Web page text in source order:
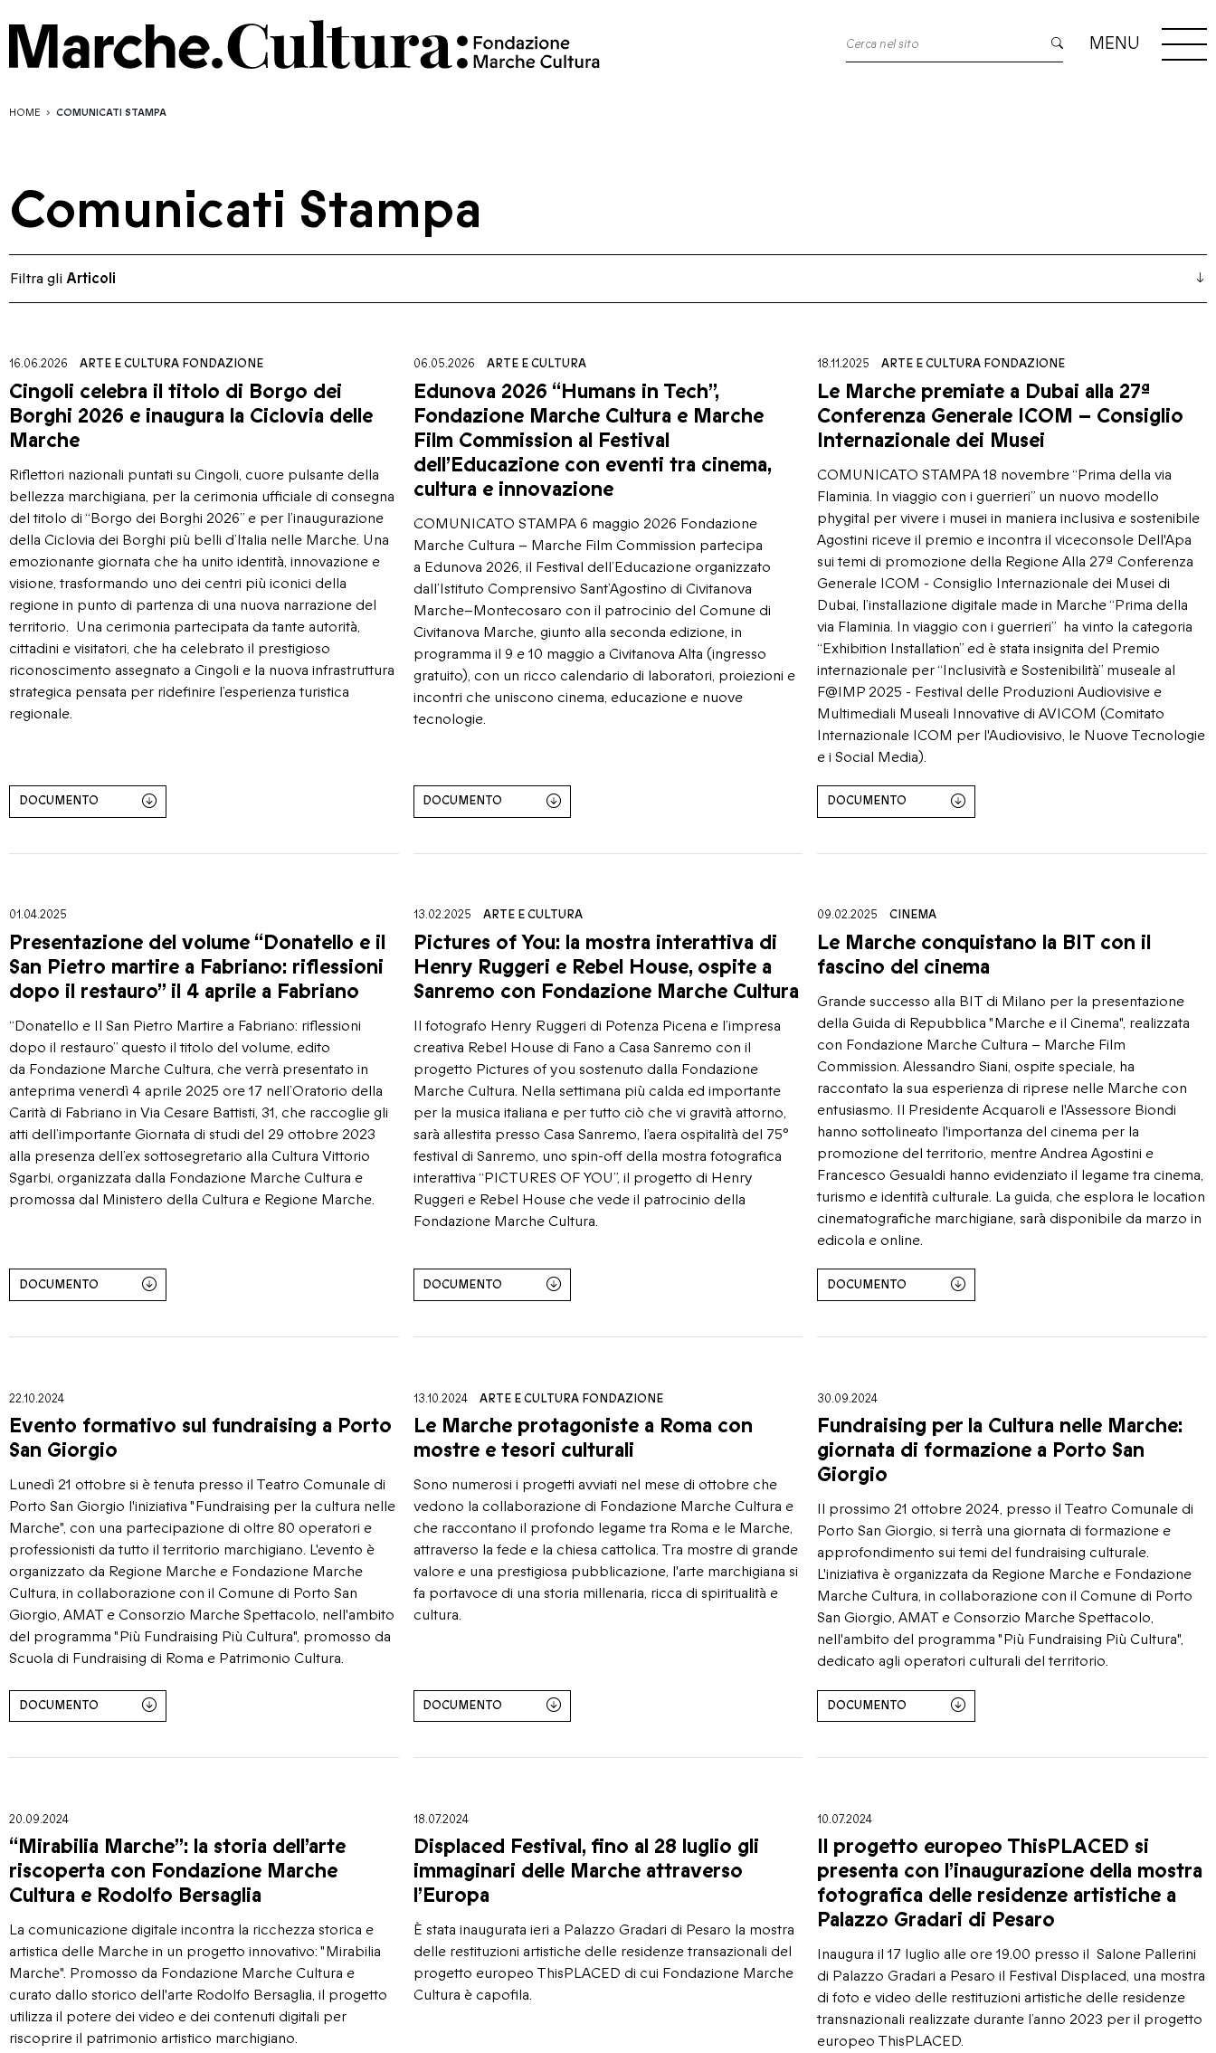
MENU
HOME COMUNICATI STAMPA
Comunicati Stampa
Filtra gliArticoli
16.06.2026 ARTE E CULTURA FONDAZIONE
Cingoli celebra il titolo di Borgo dei
Borghi 2026 e inaugura la Ciclovia delle
Marche
Riflettori nazionali puntati su Cingoli, cuore pulsante della
bellezza marchigiana, per la cerimonia ufficiale di consegna
del titolo di “Borgo dei Borghi 2026” e per l’inaugurazione
della Ciclovia dei Borghi più belli d’Italia nelle Marche. Una
emozionante giornata che ha unito identità, innovazione e
visione, trasformando uno dei centri più iconici della
regione in punto di partenza di una nuova narrazione del
territorio. Una cerimonia partecipata da tante autorità,
cittadini e visitatori, che ha celebrato il prestigioso
riconoscimento assegnato a Cingoli e la nuova infrastruttura
strategica pensata per ridefinire l’esperienza turistica
regionale.
DOCUMENTO
06.05.2026 ARTE E CULTURA
Edunova 2026 “Humans in Tech”,
Fondazione Marche Cultura e Marche
Film Commission al Festival
dell’Educazione con eventi tra cinema,
cultura e innovazione
COMUNICATO STAMPA 6 maggio 2026 Fondazione
Marche Cultura – Marche Film Commission partecipa
a Edunova 2026, il Festival dell’Educazione organizzato
dall’Istituto Comprensivo Sant’Agostino di Civitanova
Marche–Montecosaro con il patrocinio del Comune di
Civitanova Marche, giunto alla seconda edizione, in
programma il 9 e 10 maggio a Civitanova Alta (ingresso
gratuito), con un ricco calendario di laboratori, proiezioni e
incontri che uniscono cinema, educazione e nuove
tecnologie.
DOCUMENTO
18.11.2025 ARTE E CULTURA FONDAZIONE
Le Marche premiate a Dubai alla 27ª
Conferenza Generale ICOM – Consiglio
Internazionale dei Musei
COMUNICATO STAMPA 18 novembre “Prima della via
Flaminia. In viaggio con i guerrieri” un nuovo modello
phygital per vivere i musei in maniera inclusiva e sostenibile
Agostini riceve il premio e incontra il viceconsole Dell'Apa
sui temi di promozione della Regione Alla 27ª Conferenza
Generale ICOM - Consiglio Internazionale dei Musei di
Dubai, l’installazione digitale made in Marche “Prima della
via Flaminia. In viaggio con i guerrieri” ha vinto la categoria
“Exhibition Installation” ed è stata insignita del Premio
internazionale per “Inclusività e Sostenibilità” museale al
F@IMP 2025 - Festival delle Produzioni Audiovisive e
Multimediali Museali Innovative di AVICOM (Comitato
Internazionale ICOM per l'Audiovisivo, le Nuove Tecnologie
e i Social Media).
DOCUMENTO
01.04.2025
Presentazione del volume “Donatello e il
San Pietro martire a Fabriano: riflessioni
dopo il restauro” il 4 aprile a Fabriano
“Donatello e Il San Pietro Martire a Fabriano: riflessioni
dopo il restauro” questo il titolo del volume, edito
da Fondazione Marche Cultura, che verrà presentato in
anteprima venerdì 4 aprile 2025 ore 17 nell’Oratorio della
Carità di Fabriano in Via Cesare Battisti, 31, che raccoglie gli
atti dell’importante Giornata di studi del 29 ottobre 2023
alla presenza dell’ex sottosegretario alla Cultura Vittorio
Sgarbi, organizzata dalla Fondazione Marche Cultura e
promossa dal Ministero della Cultura e Regione Marche.
DOCUMENTO
13.02.2025 ARTE E CULTURA
Pictures of You: la mostra interattiva di
Henry Ruggeri e Rebel House, ospite a
Sanremo con Fondazione Marche Cultura
Il fotografo Henry Ruggeri di Potenza Picena e l’impresa
creativa Rebel House di Fano a Casa Sanremo con il
progetto Pictures of you sostenuto dalla Fondazione
Marche Cultura. Nella settimana più calda ed importante
per la musica italiana e per tutto ciò che vi gravità attorno,
sarà allestita presso Casa Sanremo, l’aera ospitalità del 75°
festival di Sanremo, uno spin-off della mostra fotografica
interattiva “PICTURES OF YOU”, il progetto di Henry
Ruggeri e Rebel House che vede il patrocinio della
Fondazione Marche Cultura.
DOCUMENTO
09.02.2025 CINEMA
Le Marche conquistano la BIT con il
fascino del cinema
Grande successo alla BIT di Milano per la presentazione
della Guida di Repubblica "Marche e il Cinema", realizzata
con Fondazione Marche Cultura – Marche Film
Commission. Alessandro Siani, ospite speciale, ha
raccontato la sua esperienza di riprese nelle Marche con
entusiasmo. Il Presidente Acquaroli e l'Assessore Biondi
hanno sottolineato l'importanza del cinema per la
promozione del territorio, mentre Andrea Agostini e
Francesco Gesualdi hanno evidenziato il legame tra cinema,
turismo e identità culturale. La guida, che esplora le location
cinematografiche marchigiane, sarà disponibile da marzo in
edicola e online.
DOCUMENTO
22.10.2024
Evento formativo sul fundraising a Porto
San Giorgio
Lunedì 21 ottobre si è tenuta presso il Teatro Comunale di
Porto San Giorgio l'iniziativa "Fundraising per la cultura nelle
Marche", con una partecipazione di oltre 80 operatori e
professionisti da tutto il territorio marchigiano. L'evento è
organizzato da Regione Marche e Fondazione Marche
Cultura, in collaborazione con il Comune di Porto San
Giorgio, AMAT e Consorzio Marche Spettacolo, nell'ambito
del programma "Più Fundraising Più Cultura", promosso da
Scuola di Fundraising di Roma e Patrimonio Cultura.
DOCUMENTO
13.10.2024 ARTE E CULTURA FONDAZIONE
Le Marche protagoniste a Roma con
mostre e tesori culturali
Sono numerosi i progetti avviati nel mese di ottobre che
vedono la collaborazione di Fondazione Marche Cultura e
che raccontano il profondo legame tra Roma e le Marche,
attraverso la fede e la chiesa cattolica. Tra mostre di grande
valore e una prestigiosa pubblicazione, l'arte marchigiana si
fa portavoce di una storia millenaria, ricca di spiritualità e
cultura.
DOCUMENTO
30.09.2024
Fundraising per la Cultura nelle Marche:
giornata di formazione a Porto San
Giorgio
Il prossimo 21 ottobre 2024, presso il Teatro Comunale di
Porto San Giorgio, si terrà una giornata di formazione e
approfondimento sui temi del fundraising culturale.
L'iniziativa è organizzata da Regione Marche e Fondazione
Marche Cultura, in collaborazione con il Comune di Porto
San Giorgio, AMAT e Consorzio Marche Spettacolo,
nell'ambito del programma "Più Fundraising Più Cultura",
dedicato agli operatori culturali del territorio.
DOCUMENTO
20.09.2024
“Mirabilia Marche”: la storia dell’arte
riscoperta con Fondazione Marche
Cultura e Rodolfo Bersaglia
La comunicazione digitale incontra la ricchezza storica e
artistica delle Marche in un progetto innovativo: "Mirabilia
Marche". Promosso da Fondazione Marche Cultura e
curato dallo storico dell'arte Rodolfo Bersaglia, il progetto
utilizza il potere dei video e dei contenuti digitali per
riscoprire il patrimonio artistico marchigiano.
18.07.2024
Displaced Festival, fino al 28 luglio gli
immaginari delle Marche attraverso
l’Europa
È stata inaugurata ieri a Palazzo Gradari di Pesaro la mostra
delle restituzioni artistiche delle residenze transazionali del
progetto europeo ThisPLACED di cui Fondazione Marche
Cultura è capofila.
10.07.2024
Il progetto europeo ThisPLACED si
presenta con l’inaugurazione della mostra
fotografica delle residenze artistiche a
Palazzo Gradari di Pesaro
Inaugura il 17 luglio alle ore 19.00 presso il Salone Pallerini
di Palazzo Gradari a Pesaro il Festival Displaced, una mostra
di foto e video delle restituzioni artistiche delle residenze
transnazionali realizzate durante l’anno 2023 per il progetto
europeo ThisPLACED.